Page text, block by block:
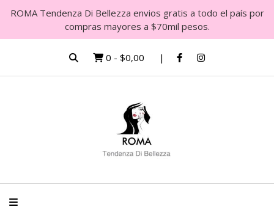
ROMA Tendenza Di Bellezza envios gratis a todo el país por
compras mayores a $70mil pesos.
0 - $0,00